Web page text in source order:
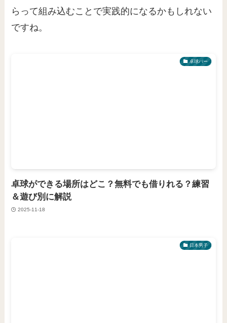
らって組み込むことで実践的になるかもしれない
ですね。
卓球バー
卓球ができる場所はどこ？無料でも借りれる？練習
＆遊び別に解説
2025-11-18
日本男子